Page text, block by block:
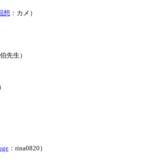
想 ：カメ）
先生）
：rina0820）